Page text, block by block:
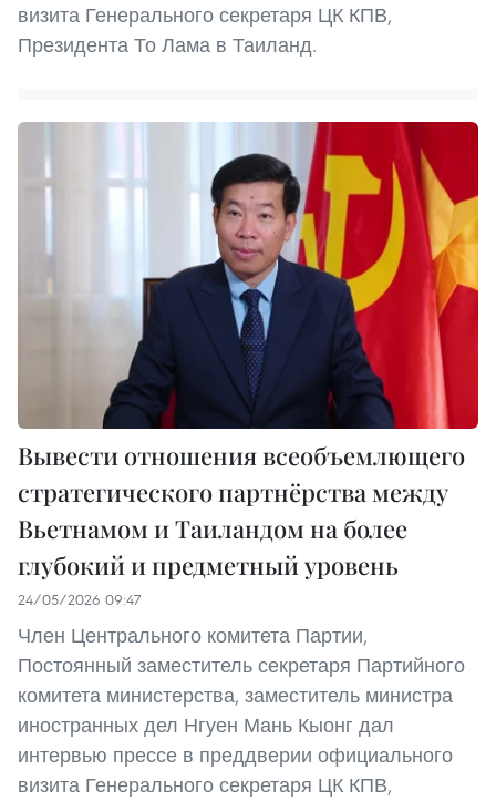
визита Генерального секретаря ЦК КПВ,
Президента То Лама в Таиланд.
Вывести отношения всеобъемлющего
стратегического партнёрства между
Вьетнамом и Таиландом на более
глубокий и предметный уровень
24/05/2026 09:47
Член Центрального комитета Партии,
Постоянный заместитель секретаря Партийного
комитета министерства, заместитель министра
иностранных дел Нгуен Мань Кыонг дал
интервью прессе в преддверии официального
визита Генерального секретаря ЦК КПВ,